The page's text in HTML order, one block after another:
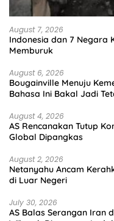
August 7, 2026
Indonesia dan 7 Negara
Memburuk
August 6, 2026
Bougainville Menuju
Bahasa Ini Bakal Jadi
August 4, 2026
AS Rencanakan Tutup
Global Dipangkas
August 2, 2026
Netanyahu Ancam
di Luar Negeri
July 30, 2026
AS Balas Serangan Iran